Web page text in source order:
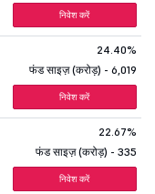
निवेश करें
24.40%
फंड साइज़ (करोड़) - 6,019
निवेश करें
22.67%
फंड साइज़ (करोड़) - 335
निवेश करें